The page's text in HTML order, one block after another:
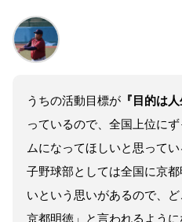
うちの活動目標が 『目的は
っているので、全国上位に
ムになってほしいと思って
子野球部としては全国に京
いという思いがあるので、
京都明徳」と言われるよう